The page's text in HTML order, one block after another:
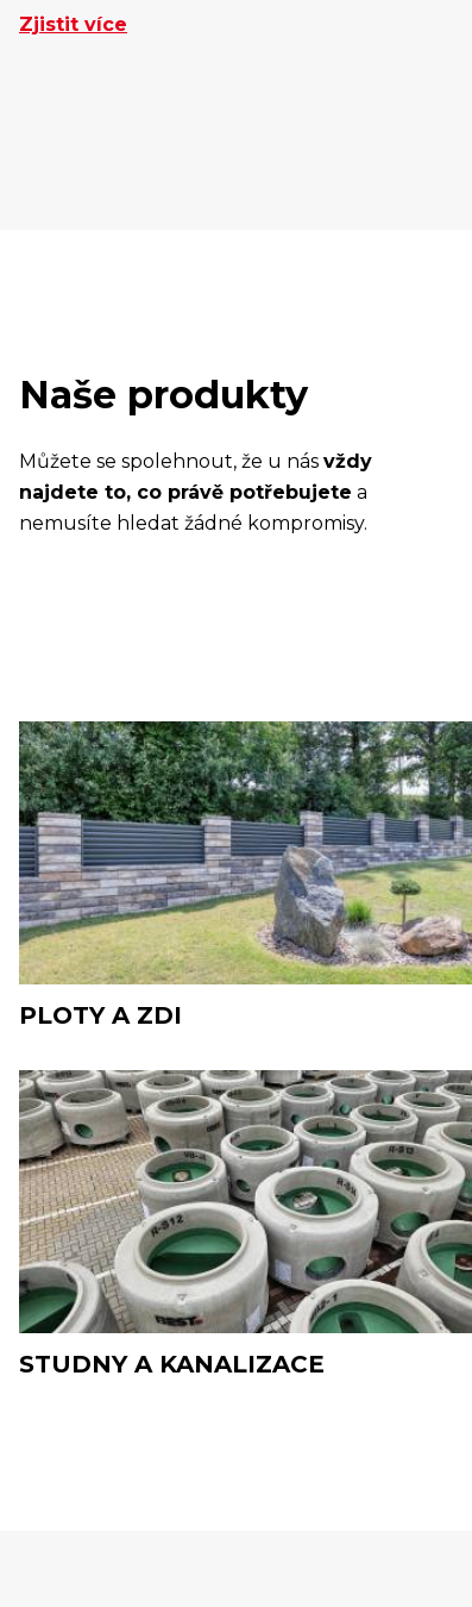
Zjistit více
Naše produkty
Můžete se spolehnout, že u nás vždy
najdete to, co právě potřebujete a
nemusíte hledat žádné kompromisy.
PLOTY A ZDI
STUDNY A KANALIZACE